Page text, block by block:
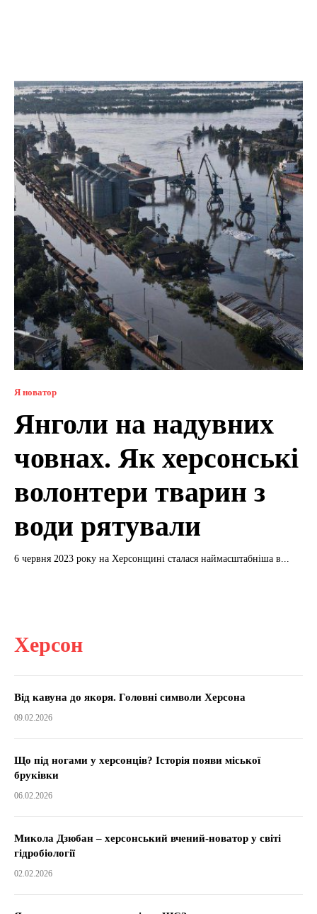
Я новатор
Янголи на надувних
човнах. Як херсонські
волонтери тварин з
води рятували
6 червня 2023 року на Херсонщині сталася наймасштабніша в...
Херсон
Від кавуна до якоря. Головні символи Херсона
09.02.2026
Що під ногами у херсонців? Історія появи міської
бруківки
06.02.2026
Микола Дзюбан – херсонський вчений-новатор у світі
гідробіології
02.02.2026